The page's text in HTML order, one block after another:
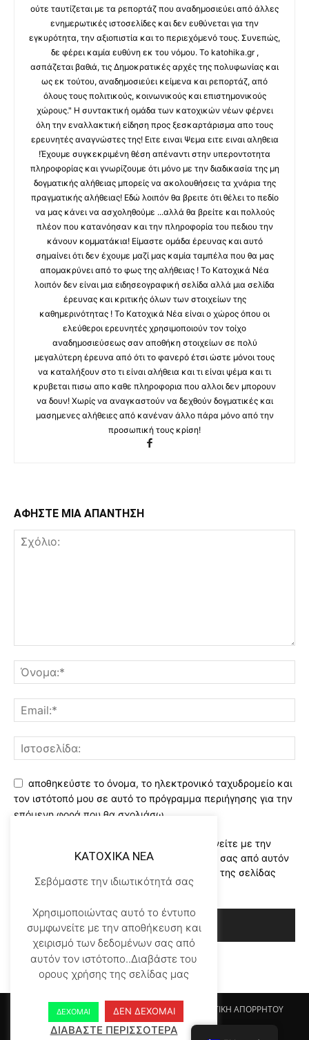
ούτε ταυτίζεται με τα ρεπορτάζ που αναδημοσιεύει από άλλες
ενημερωτικές ιστοσελίδες και δεν ευθύνεται για την
εγκυρότητα, την αξιοπιστία και το περιεχόμενό τους. Συνεπώς,
δε φέρει καμία ευθύνη εκ του νόμου. Το katohika.gr ,
ασπάζεται βαθιά, τις Δημοκρατικές αρχές της πολυφωνίας και
ως εκ τούτου, αναδημοσιεύει κείμενα και ρεπορτάζ, από
όλους τους πολιτικούς, κοινωνικούς και επιστημονικούς
χώρους." Η συντακτική ομάδα των κατοχικών νέων φέρνει
όλη την εναλλακτική είδηση προς ξεσκαρτάρισμα απο τους
ερευνητές αναγνώστες της! Ειτε ειναι Ψεμα ειτε ειναι αληθεια
!Έχουμε συγκεκριμένη θέση απέναντι στην υπεροντοτητα
πληροφορίας και γνωρίζουμε ότι μόνο με την διαδικασία της μη
δογματικής αλήθειας μπορείς να ακολουθήσεις τα χνάρια της
πραγματικής αλήθειας! Εδώ λοιπόν θα βρειτε ότι θέλει το πεδίο
να μας κάνει να ασχοληθούμε ...αλλά θα βρείτε και πολλούς
πλέον που κατανόησαν και την πληροφορία του πεδιου την
κάνουν κομματάκια! Είμαστε ομάδα έρευνας και αυτό
σημαίνει ότι δεν έχουμε μαζί μας καμία ταμπέλα που θα μας
απομακρύνει από το φως της αλήθειας ! Το Κατοχικά Νέα
λοιπόν δεν είναι μια ειδησεογραφική σελίδα αλλά μια σελίδα
έρευνας και κριτικής όλων των στοιχείων της
καθημερινότητας ! Το Κατοχικά Νέα είναι ο χώρος όπου οι
ελεύθεροι ερευνητές χρησιμοποιούν τον τοίχο
αναδημοσιεύσεως σαν αποθήκη στοιχείων σε πολύ
μεγαλύτερη έρευνα από ότι το φανερό έτσι ώστε μόνοι τους
να καταλήξουν στο τι είναι αλήθεια και τι είναι ψέμα και τι
κρυβεται πισω απο καθε πληροφορια που αλλοι δεν μπορουν
να δουν! Χωρίς να αναγκαστούν να δεχθούν δογματικές και
μασημενες αλήθειες από κανέναν άλλο πάρα μόνο από την
προσωπική τους κρίση!
ΑΦΗΣΤΕ ΜΙΑ ΑΠΑΝΤΗΣΗ
αποθηκεύστε το όνομα, το ηλεκτρονικό ταχυδρομείο και
τον ιστότοπό μου σε αυτό το πρόγραμμα περιήγησης για την
επόμενη φορά που θα σχολιάσω.
Χρησιμοποιώντας αυτό το έντυπο συμφωνείτε με την
αποθήκευση και χειρισμό των δεδομένων σας από αυτόν
τον ιστότοπο..Διαβάστε του ορους χρήσης της σελίδας
μας*
Αρχικη KATOHIKA NEA Login Register
ΠΟΛΙΤΙΚΗ ΑΠΟΡΡΗΤΟΥ
ΟΡΟΙ ΧΡΗΣΗΣ
ΕΠΙΚΟΙΝΩΝΙΑ
KATOXIKA NEA
Σεβόμαστε την ιδιωτικότητά σας
Χρησιμοποιώντας αυτό το έντυπο
συμφωνείτε με την αποθήκευση και
χειρισμό των δεδομένων σας από
αυτόν τον ιστότοπο..Διαβάστε του
ορους χρήσης της σελίδας μας
ΔΕΧΟΜΑΙ ΔΕΝ ΔΕΧΟΜΑΙ
ΔΙΑΒΑΣΤΕ ΠΕΡΙΣΣΟΤΕΡΑ